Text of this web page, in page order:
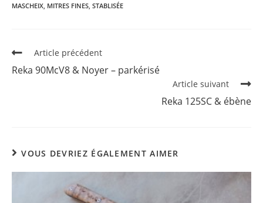
MASCHEIX, MITRES FINES, STABLISÉE
Read
more
articles
Article précédent
Reka 90McV8 & Noyer – parkérisé
Article suivant
Reka 125SC & ébène
VOUS DEVRIEZ ÉGALEMENT AIMER